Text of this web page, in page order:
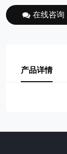
在线咨询
产品详情